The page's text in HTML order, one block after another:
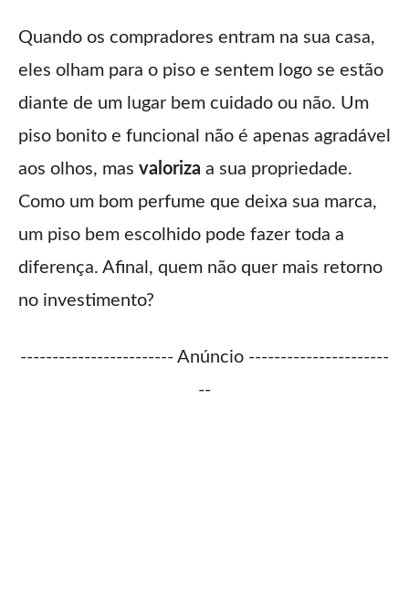
Quando os compradores entram na sua casa,
eles olham para o piso e sentem logo se estão
diante de um lugar bem cuidado ou não. Um
piso bonito e funcional não é apenas agradável
aos olhos, mas valoriza a sua propriedade.
Como um bom perfume que deixa sua marca,
um piso bem escolhido pode fazer toda a
diferença. Afinal, quem não quer mais retorno
no investimento?
------------------------ Anúncio ----------------------
--